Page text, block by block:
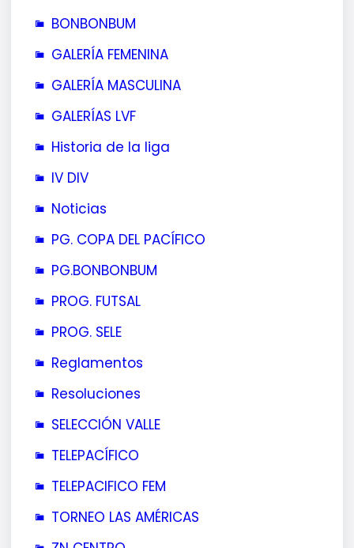
BONBONBUM
GALERÍA FEMENINA
GALERÍA MASCULINA
GALERÍAS LVF
Historia de la liga
IV DIV
Noticias
PG. COPA DEL PACÍFICO
PG.BONBONBUM
PROG. FUTSAL
PROG. SELE
Reglamentos
Resoluciones
SELECCIÓN VALLE
TELEPACÍFICO
TELEPACIFICO FEM
TORNEO LAS AMÉRICAS